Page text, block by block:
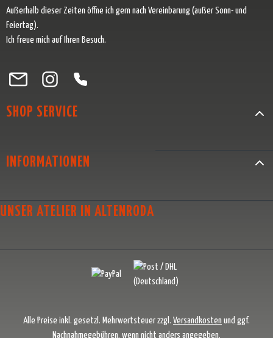
Außerhalb dieser Zeiten öffne ich gern nach Vereinbarung (außer Sonn- und
Feiertag).
Ich freue mich auf Ihren Besuch.
Besuche uns auf Facebook – öffnet in neuem Tab (externer Link)
Schau auf Instagram vorbei – öffnet in neuem Tab (externer Link)
Lass dich auf Pinterest inspirieren – öffnet in neuem Tab
Folge uns auf X – öffnet in neuem Tab (externer Link)
SHOP SERVICE
INFORMATIONEN
UNSER ATELIER IN ALTENRODA
Alle Preise inkl. gesetzl. Mehrwertsteuer zzgl. Versandkosten und ggf.
Nachnahmegebühren, wenn nicht anders angegeben.